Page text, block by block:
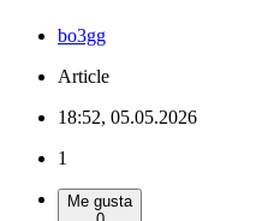
bo3gg
Article
18:52, 05.05.2026
1
Me gusta